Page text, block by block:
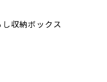
収納ボックス